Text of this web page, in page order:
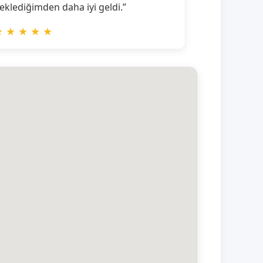
daha iyi geldi.”
★ ★ ★ ★